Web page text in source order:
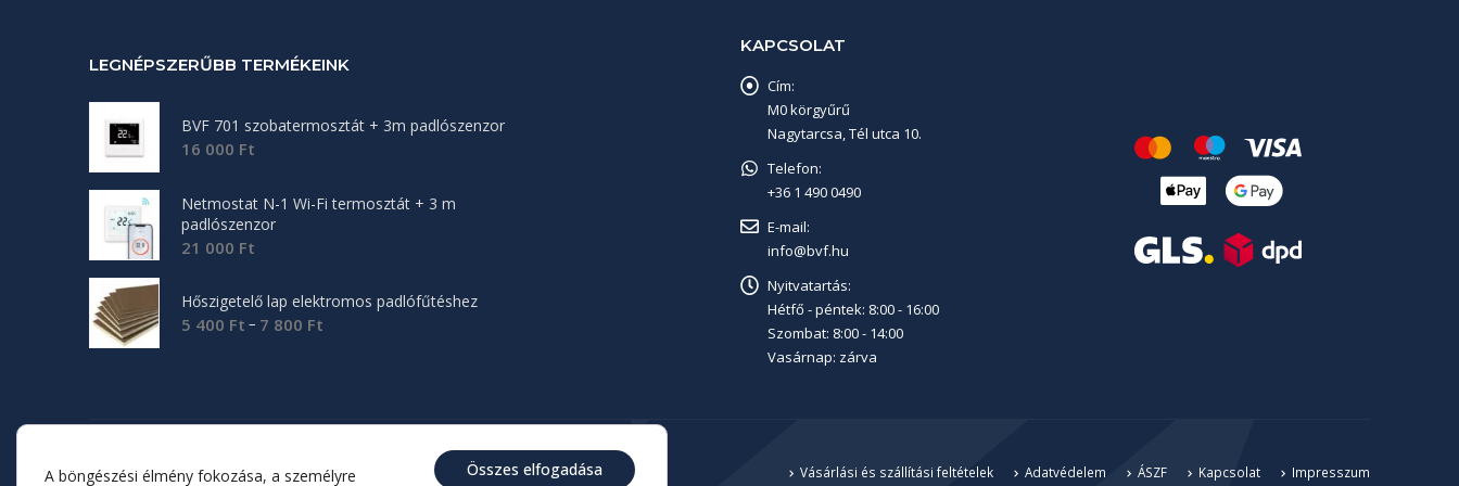
LEGNÉPSZERŰBB TERMÉKEINK
BVF 701 szobatermosztát + 3m padlószenzor
16 000 Ft
Netmostat N-1 Wi-Fi termosztát + 3 m
padlószenzor
21 000 Ft
Hőszigetelő lap elektromos padlófűtéshez
5 400 Ft – 7 800 Ft
KAPCSOLAT
Cím:
M0 körgyűrű
Nagytarcsa, Tél utca 10.
Telefon:
+36 1 490 0490
E-mail:
info@bvf.hu
Nyitvatartás:
Hétfő - péntek: 8:00 - 16:00
Szombat: 8:00 - 14:00
Vasárnap: zárva
© 2025 BVF Fűtési Megoldások Kft. Vásárlási és szállítási feltételek Adatvédelem ÁSZF Kapcsolat Impresszum
A böngészési élmény fokozása, a személyre
Összes elfogadása